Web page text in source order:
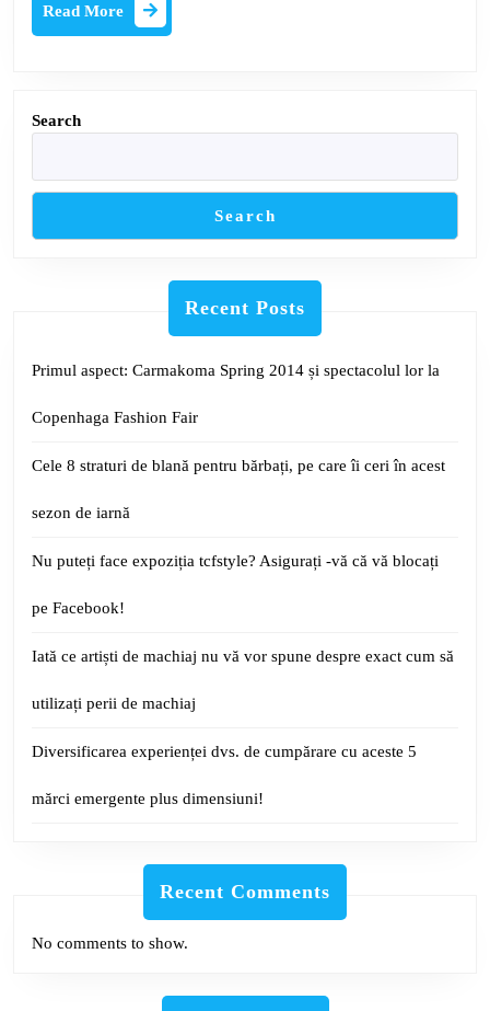
a
face
ideale
Read More
More
Search
Search
Recent Posts
Primul aspect: Carmakoma Spring 2014 și spectacolul lor la
Copenhaga Fashion Fair
Cele 8 straturi de blană pentru bărbați, pe care îi ceri în acest
sezon de iarnă
Nu puteți face expoziția tcfstyle? Asigurați -vă că vă blocați
pe Facebook!
Iată ce artiști de machiaj nu vă vor spune despre exact cum să
utilizați perii de machiaj
Diversificarea experienței dvs. de cumpărare cu aceste 5
mărci emergente plus dimensiuni!
Recent Comments
No comments to show.